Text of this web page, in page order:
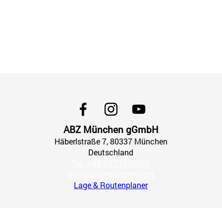
ABZ München gGmbH
Häberlstraße7, 80337 München
Deutschland
Lage & Routenplaner